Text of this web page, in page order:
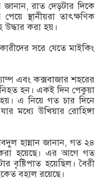
রাত দেড়টার দিকে
স্থানীয়রা তাৎক্ষণিক
করা হয়।
সরে যেতে মাইকিং
এবং কক্সবাজার শহরের
হন। একই দিন পেকুয়া
এ নিয়ে গত চার দিনে
মধ্যে উখিয়ার রোহিঙ্গা
হান্নান জানান, গত ২৪
করা হয়েছে। এর আগে গত
বৃষ্টিপাত হয়েছিল। বৈরী
বহাল রয়েছে।